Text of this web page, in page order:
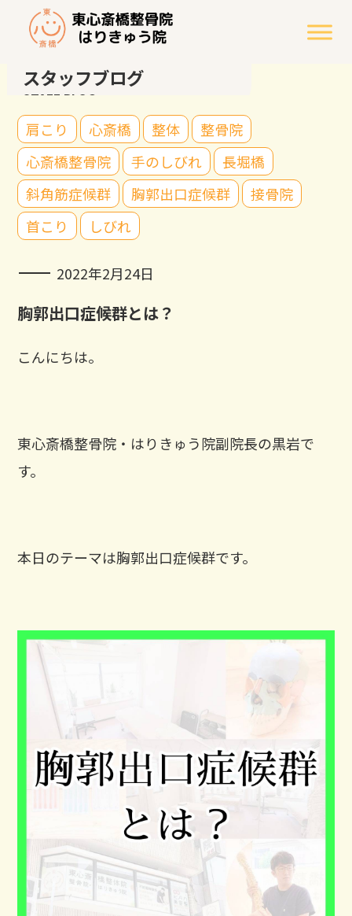
スタッフブログ
STAFF BLOG
肩こり 心斎橋 整体
整骨院
心斎橋整骨院
手のしびれ
長堀橋
斜角筋症候群
胸郭出口症候群
接骨院
首こり
しびれ
2022年2月24日
胸郭出口症候群とは？
こんにちは。
東心斎橋整骨院・はりきゅう院副院長の黒岩で
す。
本日のテーマは胸郭出口症候群です。